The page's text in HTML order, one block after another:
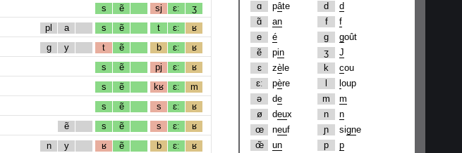
s ẽ sj ɛː ʒ
pl a s ẽ t ɛː ʁ
g y t ẽ b ɛː ʁ
s ẽ pj ɛː ʁ
s ẽ kʁ ɛː m
s ẽ s ɛː ʁ
ẽ s ẽ s ɛː ʁ
n y ʁ ẽ b ɛː ʁ
ɑ
pâte
ɑ̃
an
e
é
ẽ
pin
ɛ
zè le
ɛː
père
ə
de
ø
deux
œ
neuf
œ̃
un
d
d
f
f
g
goût
ʒ
J
k
cou
oup
m
m
n
n
ɲ
signe
p
p